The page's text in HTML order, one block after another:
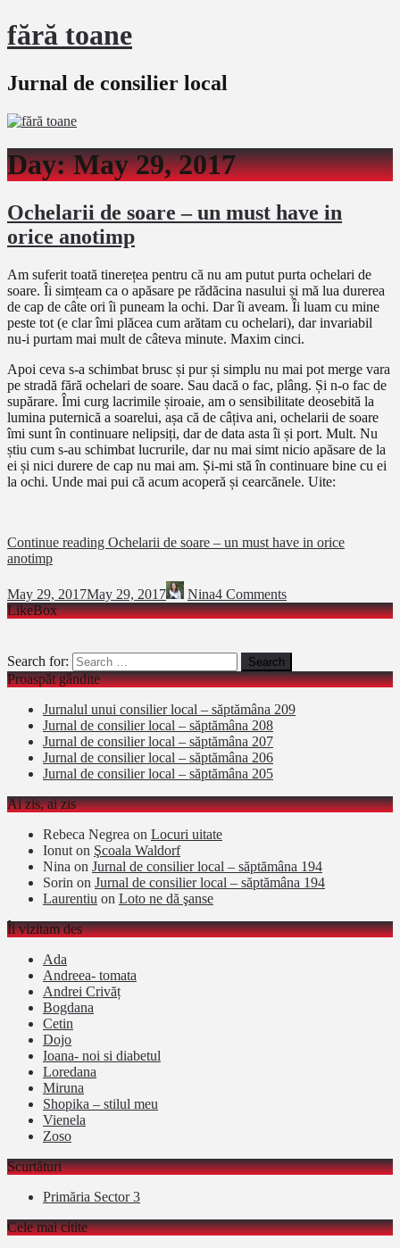
fără toane
Jurnal de consilier local
Day:May 29, 2017
Ochelarii de soare – un must have in
orice anotimp
Am suferit toată tinerețea pentru că nu am putut purta ochelari de
soare. Îi simțeam ca o apăsare pe rădăcina nasului și mă lua durerea
de cap de câte ori îi puneam la ochi. Dar îi aveam. Îi luam cu mine
peste tot (e clar îmi plăcea cum arătam cu ochelari), dar invariabil
nu-i purtam mai mult de câteva minute. Maxim cinci.
Apoi ceva s-a schimbat brusc și pur și simplu nu mai pot merge vara
pe stradă fără ochelari de soare. Sau dacă o fac, plâng. Și n-o fac de
supărare. Îmi curg lacrimile șiroaie, am o sensibilitate deosebită la
lumina puternică a soarelui, așa că de câțiva ani, ochelarii de soare
îmi sunt în continuare nelipsiți, dar de data asta îi și port. Mult. Nu
știu cum s-au schimbat lucrurile, dar nu mai simt nicio apăsare de la
ei și nici durere de cap nu mai am. Și-mi stă în continuare bine cu ei
la ochi. Unde mai pui că acum acoperă și cearcănele. Uite:
Continue reading Ochelarii de soare – un must have in orice
anotimp
May 29, 2017May 29, 2017 Nina4 Comments
LikeBox
Search for:
Proaspăt gândite
Jurnalul unui consilier local – săptămâna 209
Jurnal de consilier local – săptămâna 208
Jurnal de consilier local – săptămâna 207
Jurnal de consilier local – săptămâna 206
Jurnal de consilier local – săptămâna 205
Ai zis, ai zis
Rebeca Negrea on Locuri uitate
Ionut on Şcoala Waldorf
Nina on Jurnal de consilier local – săptămâna 194
Sorin on Jurnal de consilier local – săptămâna 194
Laurentiu on Loto ne dă şanse
Îi vizitam des
Ada
Andreea- tomata
Andrei Crivăț
Bogdana
Cetin
Dojo
Ioana- noi si diabetul
Loredana
Miruna
Shopika – stilul meu
Vienela
Zoso
Scurtături
Primăria Sector 3
Cele mai citite